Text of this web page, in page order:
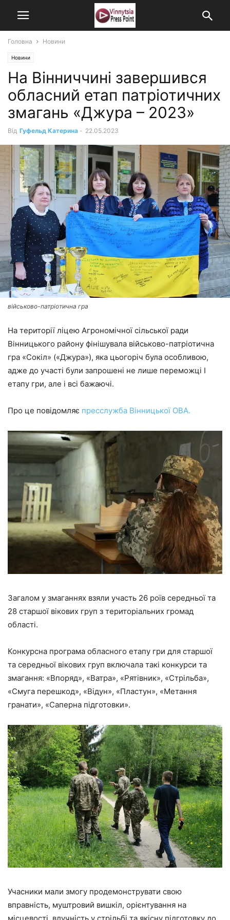
Головна Новини
Новини
На Вінниччині завершився
обласний етап патріотичних
змагань «Джура – 2023»
Від Гуфельд Катерина - 22.05.2023
військово-патріотична гра
На території ліцею Агрономічної сільської ради
Вінницького району фінішувала військово-патріотична
гра «Сокіл» («Джура»), яка цьогоріч була особливою,
адже до участі були запрошені не лише переможці І
етапу гри, але і всі бажаючі.
Про це повідомляє пресслужба Вінницької ОВА.
Загалом у змаганнях взяли участь 26 роїв середньої та
28 старшої вікових груп з територіальних громад
області.
Конкурсна програма обласного етапу гри для старшої
та середньої вікових груп включала такі конкурси та
змагання: «Впоряд», «Ватра», «Рятівник», «Стрільба»,
«Смуга перешкод», «Відун», «Пластун», «Метання
гранати», «Саперна підготовки».
Учасники мали змогу продемонструвати свою
вправність, муштровий вишкіл, орієнтування на